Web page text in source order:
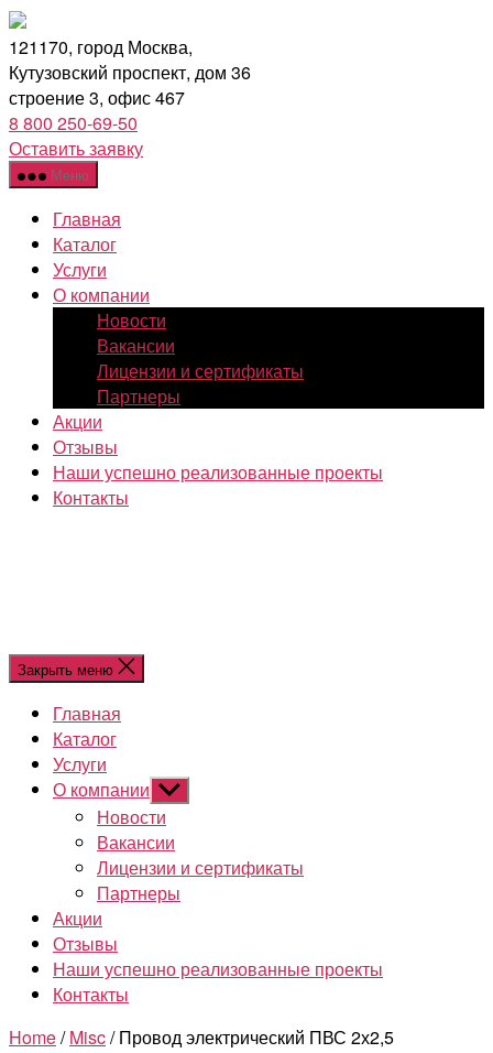
Перейти
к
содержимому
121170, город Москва,
Кутузовский проспект, дом 36
строение 3, офис 467
8 800 250-69-50
Оставить заявку
Меню
Главная
Каталог
Услуги
О компании
Новости
Вакансии
Лицензии и сертификаты
Партнеры
Акции
Отзывы
Наши успешно реализованные проекты
Контакты
Закрыть меню
Главная
Каталог
Услуги
О компании Показывать
подменю
Новости
Вакансии
Лицензии и сертификаты
Партнеры
Акции
Отзывы
Наши успешно реализованные проекты
Контакты
Home/Misc/ Провод электрический ПВС 2х2,5